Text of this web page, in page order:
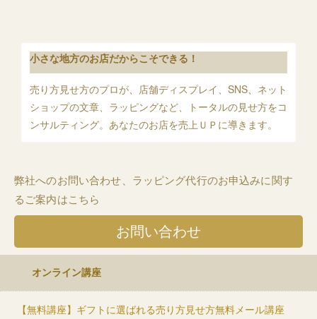
小さな地方のお店だからこそできる！
売り方見せ方のプロが、店舗ディスプレイ、SNS、ネット
ショップの文章、ラッピングなど、トータルの見せ方をコ
ンサルティング。あなたのお店を売上ＵＰに導きます。
弊社へのお問い合わせ、ラッピング代行のお申込みに関す
るご案内はこちら
お問い合わせ
オンライン講座
【無料講座】ギフトに選ばれる売り方見せ方無料メール講座